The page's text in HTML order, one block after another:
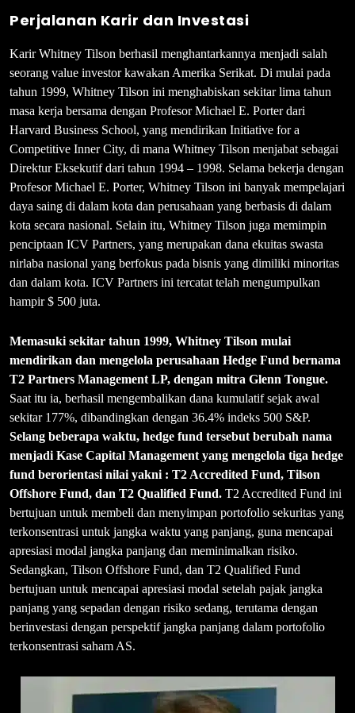
Perjalanan Karir dan Investasi
Karir Whitney Tilson berhasil menghantarkannya menjadi salah
seorang value investor kawakan Amerika Serikat. Di mulai pada
tahun 1999, Whitney Tilson ini menghabiskan sekitar lima tahun
masa kerja bersama dengan Profesor Michael E. Porter dari
Harvard Business School, yang mendirikan Initiative for a
Competitive Inner City, di mana Whitney Tilson menjabat sebagai
Direktur Eksekutif dari tahun 1994 – 1998. Selama bekerja dengan
Profesor Michael E. Porter, Whitney Tilson ini banyak mempelajari
daya saing di dalam kota dan perusahaan yang berbasis di dalam
kota secara nasional. Selain itu, Whitney Tilson juga memimpin
penciptaan ICV Partners, yang merupakan dana ekuitas swasta
nirlaba nasional yang berfokus pada bisnis yang dimiliki minoritas
dan dalam kota. ICV Partners ini tercatat telah mengumpulkan
hampir $ 500 juta.
Memasuki sekitar tahun 1999, Whitney Tilson mulai
mendirikan dan mengelola perusahaan Hedge Fund bernama
T2 Partners Management LP, dengan mitra Glenn Tongue.
Saat itu ia, berhasil mengembalikan dana kumulatif sejak awal
sekitar 177%, dibandingkan dengan 36.4% indeks 500 S&P.
Selang beberapa waktu, hedge fund tersebut berubah nama
menjadi Kase Capital Management yang mengelola tiga hedge
fund berorientasi nilai yakni : T2 Accredited Fund, Tilson
Offshore Fund, dan T2 Qualified Fund. T2 Accredited Fund ini
bertujuan untuk membeli dan menyimpan portofolio sekuritas yang
terkonsentrasi untuk jangka waktu yang panjang, guna mencapai
apresiasi modal jangka panjang dan meminimalkan risiko.
Sedangkan, Tilson Offshore Fund, dan T2 Qualified Fund
bertujuan untuk mencapai apresiasi modal setelah pajak jangka
panjang yang sepadan dengan risiko sedang, terutama dengan
berinvestasi dengan perspektif jangka panjang dalam portofolio
terkonsentrasi saham AS.